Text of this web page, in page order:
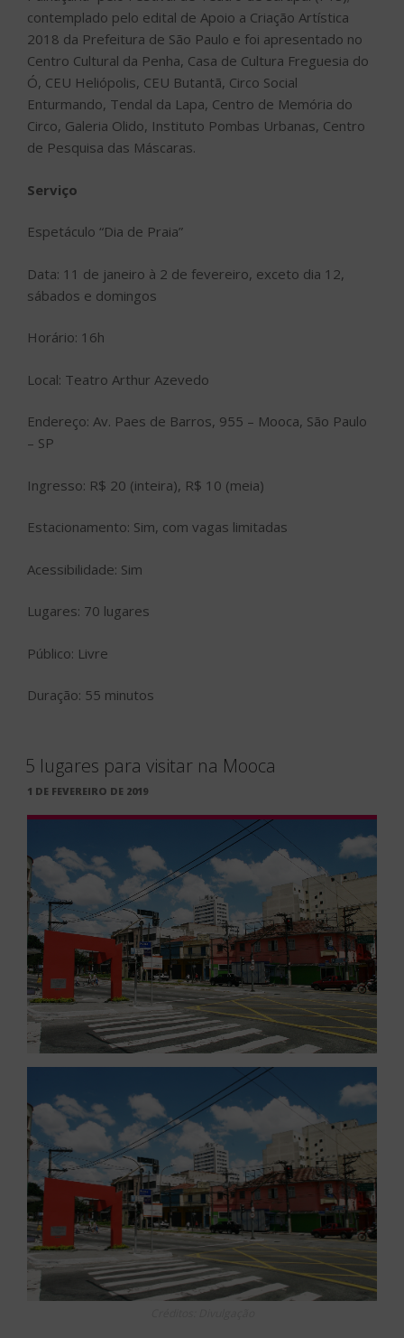
contemplado pelo edital de Apoio a Criação Artística
2018 da Prefeitura de São Paulo e foi apresentado no
Centro Cultural da Penha, Casa de Cultura Freguesia do
Ó, CEU Heliópolis, CEU Butantã, Circo Social
Enturmando, Tendal da Lapa, Centro de Memória do
Circo, Galeria Olido, Instituto Pombas Urbanas, Centro
de Pesquisa das Máscaras.
Serviço
Espetáculo “Dia de Praia”
Data: 11 de janeiro à 2 de fevereiro, exceto dia 12,
sábados e domingos
Horário: 16h
Local: Teatro Arthur Azevedo
Endereço: Av. Paes de Barros, 955 – Mooca, São Paulo
– SP
Ingresso: R$ 20 (inteira), R$ 10 (meia)
Estacionamento: Sim, com vagas limitadas
Acessibilidade: Sim
Lugares: 70 lugares
Público: Livre
Duração: 55 minutos
5 lugares para visitar na Mooca
PUBLICADO
1 DE FEVEREIRO DE 2019